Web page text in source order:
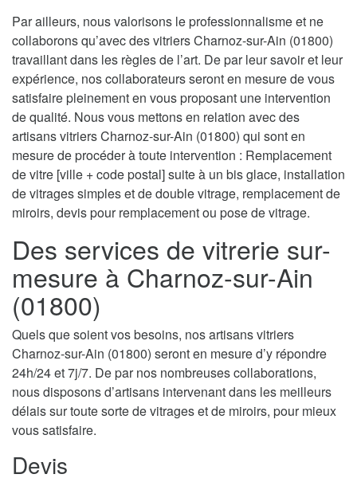
Par ailleurs, nous valorisons le professionnalisme et ne
collaborons qu’avec des vitriers Charnoz-sur-Ain (01800)
travaillant dans les règles de l’art. De par leur savoir et leur
expérience, nos collaborateurs seront en mesure de vous
satisfaire pleinement en vous proposant une intervention
de qualité. Nous vous mettons en relation avec des
artisans vitriers Charnoz-sur-Ain (01800) qui sont en
mesure de procéder à toute intervention : Remplacement
de vitre [ville + code postal] suite à un bis glace, installation
de vitrages simples et de double vitrage, remplacement de
miroirs, devis pour remplacement ou pose de vitrage.
Des services de vitrerie sur-
mesure à Charnoz-sur-Ain
(01800)
Quels que soient vos besoins, nos artisans vitriers
Charnoz-sur-Ain (01800) seront en mesure d’y répondre
24h/24 et 7j/7. De par nos nombreuses collaborations,
nous disposons d’artisans intervenant dans les meilleurs
délais sur toute sorte de vitrages et de miroirs, pour mieux
vous satisfaire.
Devis